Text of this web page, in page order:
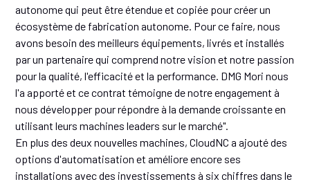
autonome qui peut être étendue et copiée pour créer un
écosystème de fabrication autonome. Pour ce faire, nous
avons besoin des meilleurs équipements, livrés et installés
par un partenaire qui comprend notre vision et notre passion
pour la qualité, l'efficacité et la performance. DMG Mori nous
l'a apporté et ce contrat témoigne de notre engagement à
nous développer pour répondre à la demande croissante en
utilisant leurs machines leaders sur le marché".
En plus des deux nouvelles machines, CloudNC a ajouté des
options d'automatisation et améliore encore ses
installations avec des investissements à six chiffres dans le